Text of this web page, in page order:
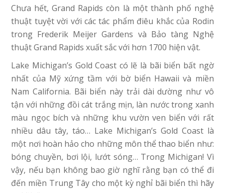
Chưa hết, Grand Rapids còn là một thành phố nghệ
thuật tuyệt vời với các tác phẩm điêu khắc của Rodin
trong Frederik Meijer Gardens và Bảo tàng Nghệ
thuật Grand Rapids xuất sắc với hơn 1700 hiện vật.
Lake Michigan’s Gold Coast có lẽ là bãi biển bất ngờ
nhất của Mỹ xứng tầm với bờ biển Hawaii và miền
Nam California. Bãi biển này trải dài dường như vô
tận với những đồi cát trắng mịn, làn nước trong xanh
màu ngọc bích và những khu vườn ven biển với rất
nhiều dâu tây, táo… Lake Michigan’s Gold Coast là
một nơi hoàn hảo cho những môn thể thao biển như:
bóng chuyền, bơi lội, lướt sóng… Trong Michigan! Vì
vậy, nếu bạn không bao giờ nghĩ rằng bạn có thể đi
đến miền Trung Tây cho một kỳ nghỉ bãi biển thì hãy